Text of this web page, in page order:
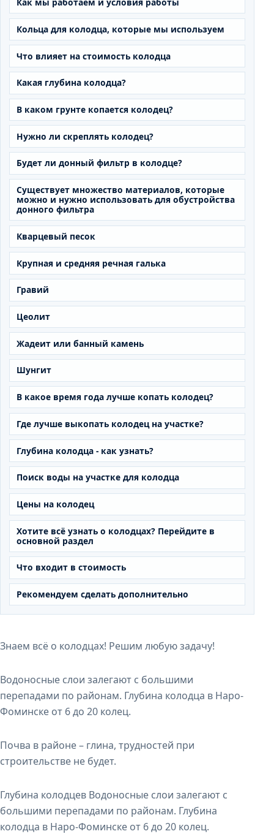
Кольца для колодца, которые мы используем
Что влияет на стоимость колодца
Какая глубина колодца?
В каком грунте копается колодец?
Нужно ли скреплять колодец?
Будет ли донный фильтр в колодце?
Существует множество материалов, которые
можно и нужно использовать для обустройства
донного фильтра
Кварцевый песок
Крупная и средняя речная галька
Гравий
Цеолит
Жадеит или банный камень
Шунгит
В какое время года лучше копать колодец?
Где лучше выкопать колодец на участке?
Глубина колодца - как узнать?
Поиск воды на участке для колодца
Цены на колодец
Хотите всё узнать о колодцах? Перейдите в
основной раздел
Что входит в стоимость
Рекомендуем сделать дополнительно
Знаем всё о колодцах! Решим любую задачу!
Водоносные слои залегают с большими
перепадами по районам. Глубина колодца в Наро-
Фоминске от 6 до 20 колец.
Почва в районе – глина, трудностей при
строительстве не будет.
Глубина колодцев Водоносные слои залегают с
большими перепадами по районам. Глубина
колодца в Наро-Фоминске от 6 до 20 колец.